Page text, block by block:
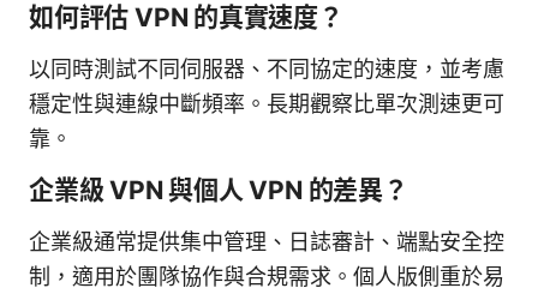
如何評估 VPN 的真實速度？
以同時測試不同伺服器、不同協定的速度，並考慮
穩定性與連線中斷頻率。長期觀察比單次測速更可
靠。
企業級 VPN 與個人 VPN 的差異？
企業級通常提供集中管理、日誌審計、端點安全控
制，適用於團隊協作與合規需求。個人版側重於易